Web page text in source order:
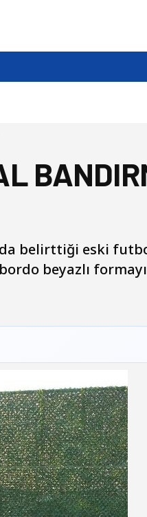
belirttiği eski
beyazlı